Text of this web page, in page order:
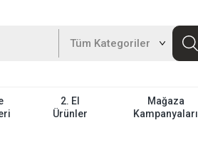
2. El
Ürünler
Mağaza
Kampanyaları